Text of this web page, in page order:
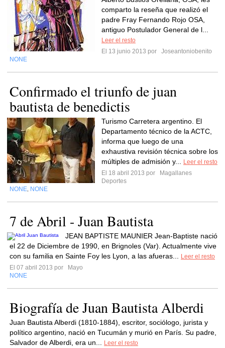
comparto la reseña que realizó el
padre Fray Fernando Rojo OSA,
antiguo Postulador General de l...
Leer el resto
El 13 junio 2013 por
Joseantoniobenito
NONE
Confirmado el triunfo de juan
bautista de benedictis
Turismo Carretera argentino. El
Departamento técnico de la ACTC,
informa que luego de una
exhaustiva revisión técnica sobre los
múltiples de admisión y...
Leer el resto
El 18 abril 2013 por
Magallanes
Deportes
NONE NONE
7 de Abril - Juan Bautista
JEAN BAPTISTE MAUNIER Jean-Baptiste nació
el 22 de Diciembre de 1990, en Brignoles (Var). Actualmente vive
con su familia en Sainte Foy les Lyon, a las afueras...
Leer el resto
El 07 abril 2013 por
Mayo
NONE
Biografía de Juan Bautista Alberdi
Juan Bautista Alberdi (1810-1884), escritor, sociólogo, jurista y
político argentino, nació en Tucumán y murió en París. Su padre,
Salvador de Alberdi, era un...
Leer el resto